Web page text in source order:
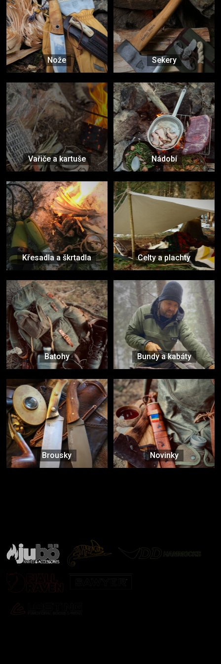
Nože Sekery
Vařiče a kartuše Nádobí
Křesadla a škrtadla Celty a plachty
Batohy Bundy a kabáty
Brousky Novinky